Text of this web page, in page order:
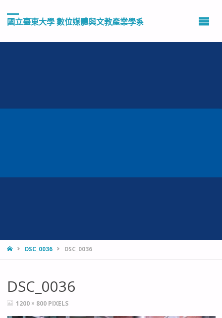
國立臺東大學 數位媒體與文教產業學系
HOMEDSC_0036 DSC_0036
DSC_0036
FULL1200 × 800 PIXELS